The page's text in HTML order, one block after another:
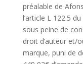
préalable de
l’article L 122.5
sous peine de
droit d’auteur et/
marque, puni de